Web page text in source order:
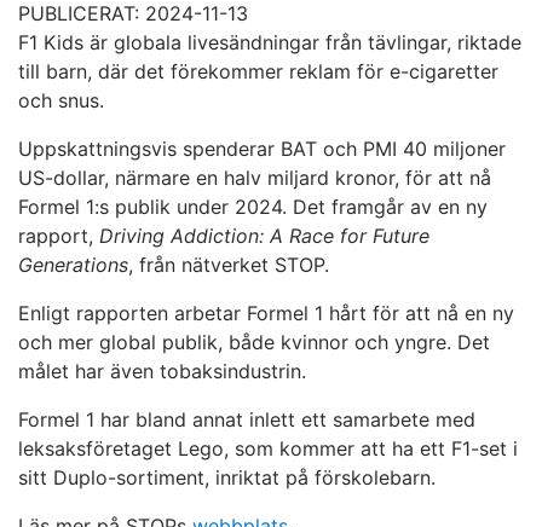
PUBLICERAT: 2024-11-13
F1 Kids är globala livesändningar från tävlingar, riktade
till barn, där det förekommer reklam för e-cigaretter
och snus.
Uppskattningsvis spenderar BAT och PMI 40 miljoner
US-dollar, närmare en halv miljard kronor, för att nå
Formel 1:s publik under 2024. Det framgår av en ny
rapport, Driving Addiction: A Race for Future
Generations, från nätverket STOP.
Enligt rapporten arbetar Formel 1 hårt för att nå en ny
och mer global publik, både kvinnor och yngre. Det
målet har även tobaksindustrin.
Formel 1 har bland annat inlett ett samarbete med
leksaksföretaget Lego, som kommer att ha ett F1-set i
sitt Duplo-sortiment, inriktat på förskolebarn.